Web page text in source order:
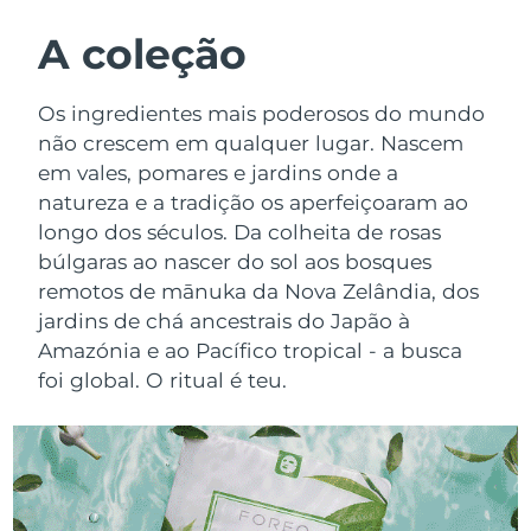
A coleção
Os ingredientes mais poderosos do mundo
não crescem em qualquer lugar. Nascem
em vales, pomares e jardins onde a
natureza e a tradição os aperfeiçoaram ao
longo dos séculos. Da colheita de rosas
búlgaras ao nascer do sol aos bosques
remotos de mānuka da Nova Zelândia, dos
jardins de chá ancestrais do Japão à
Amazónia e ao Pacífico tropical - a busca
foi global. O ritual é teu.
Limpeza facial
LUNA™ 4 kit
Anti-aging massage
LUNA™ 4 Plus
Massage, LED heating
LUNA™ 4 Men
For men, anti-aging massage
Lifting facial
BEAR™ 2 kit
Microcurrent toning
BEAR™ 2 go
Microcurrent toning on-the-go
BEAR™ 2 eyes & lips
Microcurrent line smoothing device
Hidratação
UFO™ 3 kit
Deep facial hydration
UFO™ 3 LED
Near-infrared and red light therapy
device
Cuidado oral
issa™ 4
Hybrid silicone sonic toothbrush
issa™ 4 plus
Smart hybrid silicone sonic toothbrush
TRATAMENTO ANTIENVELHECIMENTO
FAQ™
Antienvelhecimento Tratamentos LED
NEW
Áustria
Bélgica Entrega prevista8/9/26
Bermudas Entrega prevista8/15/26
Bósnia e
Herzegovina
Entrega prevista
Brunei Entrega prevista
Bulgária
Canadá Entrega prevista8/13/26
Chile Entrega prevista 8/13/26